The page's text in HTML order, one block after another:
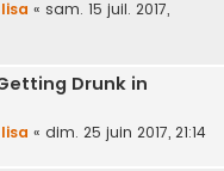
« sam. 15 juil. 2017,
Drunk in
« dim. 25 juin 2017, 21:14